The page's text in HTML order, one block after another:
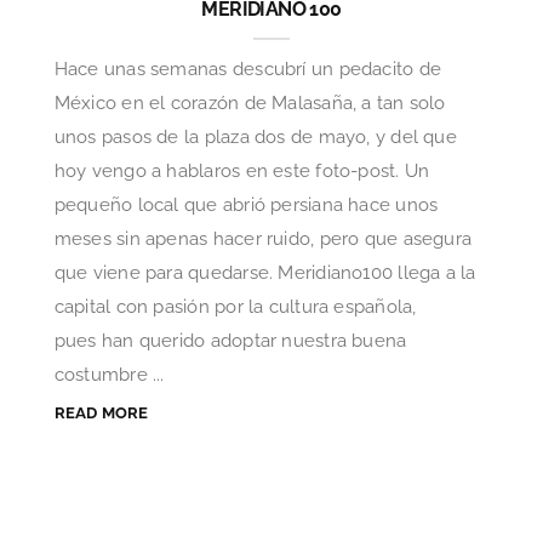
MERIDIANO 100
Hace unas semanas descubrí un pedacito de
México en el corazón de Malasaña, a tan solo
unos pasos de la plaza dos de mayo, y del que
hoy vengo a hablaros en este foto-post. Un
pequeño local que abrió persiana hace unos
meses sin apenas hacer ruido, pero que asegura
que viene para quedarse. Meridiano100 llega a la
capital con pasión por la cultura española,
pues han querido adoptar nuestra buena
costumbre ...
READ MORE